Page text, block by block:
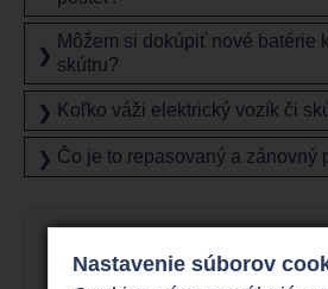
❯
Môžem si dokúpiť nové batérie
skútru?
❯ Koľko váži elektrický vozík či
❯ Čo je to repasovaný a zánovný
Nastavenie súborov